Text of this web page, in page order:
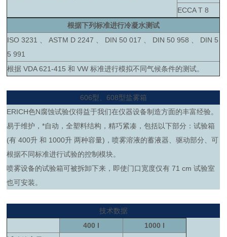
ECCA T 8
根据下列标准进行冷凝水测试
ISO 3231 、 ASTM D 2247 、 DIN 50 017 、 DIN 50 958 、 DIN 5
5 991
根据 VDA 621-415 和 VW 标准进行模拟不同气候条件的测试。
606型、608型盐雾箱
ERICH色N腐蚀试验仪得益于我们在仪器设备制造方面的丰富经验。
易于维护，*自动，全塑料结构，精巧紧凑，包括以下部分：试验箱
(有 400升 和 1000升 两种容量)，喷雾溶液的蓄液器、驱动部分、可
根据不同标准进行试验的控制模块。
喷雾设备的试验箱可被拆卸下来，即使门口宽度仅有 71 cm 试验室
也可安装。
技术数据
400 l
1000 l